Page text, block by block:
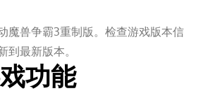
魔兽争霸3重制版。检查游戏版本信
到最新版本。
功能